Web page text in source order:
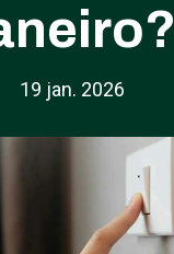
19 jan. 2026